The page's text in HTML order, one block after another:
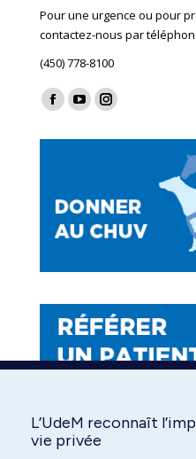
Pour une urgence ou pour
contactez-nous par
(450) 778-8100
Find us on:
Facebook
new
window
YouTube
new
window
Instagram
new
window
L’UdeM reconnaît
vie privée